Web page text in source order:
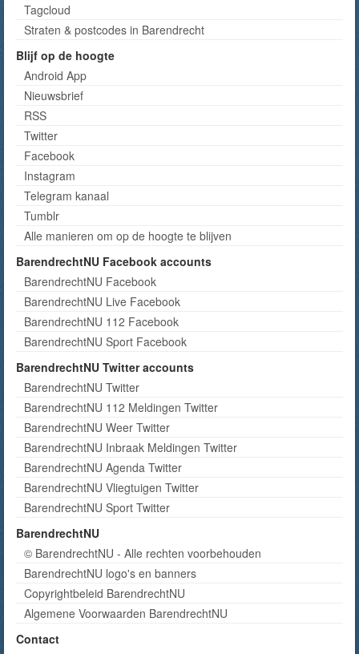
Tagcloud
Straten & postcodes in Barendrecht
Blijf op de hoogte
Android App
Nieuwsbrief
RSS
Twitter
Facebook
Instagram
Telegram kanaal
Tumblr
Alle manieren om op de hoogte te blijven
BarendrechtNU Facebook accounts
BarendrechtNU Facebook
BarendrechtNU Live Facebook
BarendrechtNU 112 Facebook
BarendrechtNU Sport Facebook
BarendrechtNU Twitter accounts
BarendrechtNU Twitter
BarendrechtNU 112 Meldingen Twitter
BarendrechtNU Weer Twitter
BarendrechtNU Inbraak Meldingen Twitter
BarendrechtNU Agenda Twitter
BarendrechtNU Vliegtuigen Twitter
BarendrechtNU Sport Twitter
BarendrechtNU
© BarendrechtNU - Alle rechten voorbehouden
BarendrechtNU logo's en banners
Copyrightbeleid BarendrechtNU
Algemene Voorwaarden BarendrechtNU
Contact